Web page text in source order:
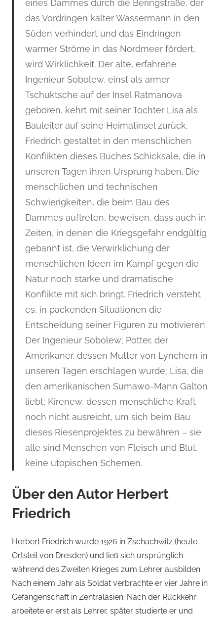
eines Dammes durch die Beringstraße, der
das Vordringen kalter Wassermann in den
Süden verhindert und das Eindringen
warmer Ströme in das Nordmeer fördert,
wird Wirklichkeit. Der alte, erfahrene
Ingenieur Sobolew, einst als armer
Tschuktsche auf der Insel Ratmanova
geboren, kehrt mit seiner Tochter Lisa als
Bauleiter auf seine Heimatinsel zurück.
Friedrich gestaltet in den menschlichen
Konflikten dieses Buches Schicksale, die in
unseren Tagen ihren Ursprung haben. Die
menschlichen und technischen
Schwierigkeiten, die beim Bau des
Dammes auftreten, beweisen, dass auch in
Zeiten, in denen die Kriegsgefahr endgültig
gebannt ist, die Verwirklichung der
menschlichen Ideen im Kampf gegen die
Natur noch starke und dramatische
Konflikte mit sich bringt. Friedrich versteht
es, in packenden Situationen die
Entscheidung seiner Figuren zu motivieren.
Der Ingenieur Sobolew; Potter, der
Amerikaner, dessen Mutter von Lynchern in
unseren Tagen erschlagen wurde; Lisa, die
den amerikanischen Sumawo-Mann Galton
liebt; Kirenew, dessen menschliche Kraft
noch nicht ausreicht, um sich beim Bau
dieses Riesenprojektes zu bewähren – sie
alle sind Menschen von Fleisch und Blut,
keine utopischen Schemen.
Über den Autor Herbert
Friedrich
Herbert Friedrich wurde 1926 in Zschachwitz (heute
Ortsteil von Dresden) und ließ sich ursprünglich
während des Zweiten Krieges zum Lehrer ausbilden.
Nach einem Jahr als Soldat verbrachte er vier Jahre in
Gefangenschaft in Zentralasien. Nach der Rückkehr
arbeitete er erst als Lehrer, später studierte er und